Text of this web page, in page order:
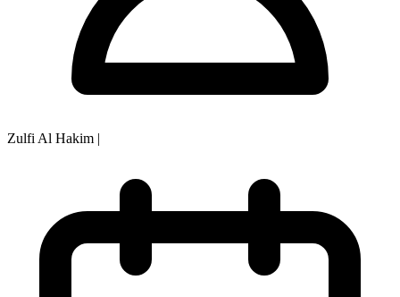
Zulfi Al Hakim |